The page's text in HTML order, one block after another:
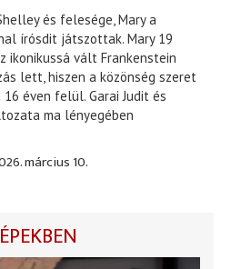
és felesége, Mary a
írósdit játszottak. Mary 19
ikonikussá vált Frankenstein
lett, hiszen a közönség szeret
éven felül. Garai Judit és
ma lényegében
március 10.